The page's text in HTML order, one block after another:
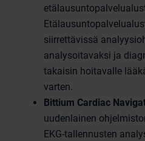
siirrettävissä
analysoitavaksi ja
takaisin hoitavalle
varten.
Bittium Cardiac
uudenlainen
EKG-tallennusten